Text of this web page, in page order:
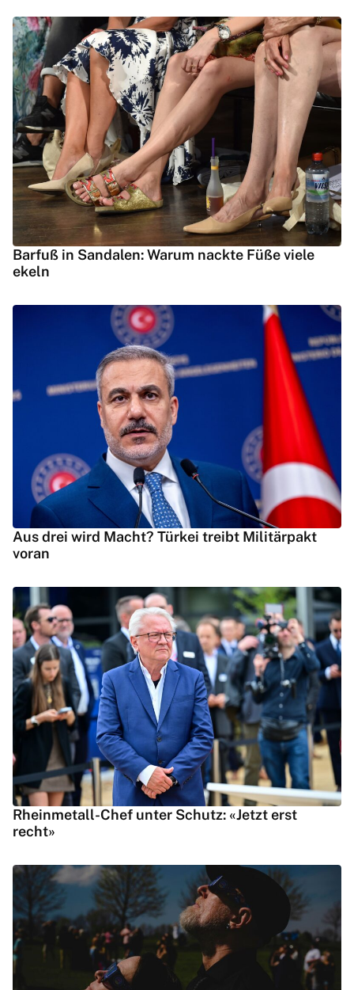
Barfuß in Sandalen: Warum nackte Füße viele
ekeln
Aus drei wird Macht? Türkei treibt Militärpakt
voran
Rheinmetall-Chef unter Schutz: «Jetzt erst
recht»